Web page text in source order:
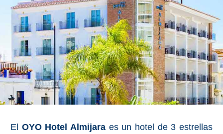
El OYO Hotel Almijara es un hotel de 3 estrellas